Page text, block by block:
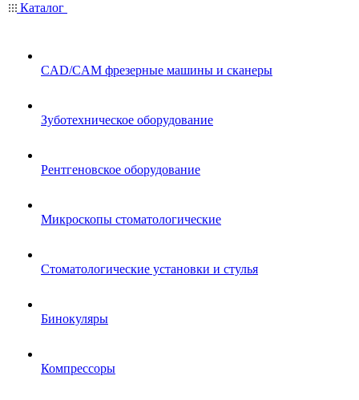
Каталог
CAD/CAM фрезерные машины и сканеры
Зуботехническое оборудование
Рентгеновское оборудование
Микроскопы стоматологические
Стоматологические установки и стулья
Бинокуляры
Компрессоры